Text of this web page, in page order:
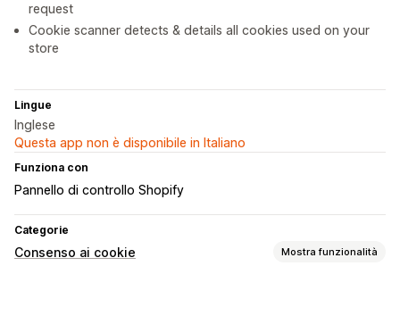
request
Cookie scanner detects & details all cookies used on your
store
Lingue
Inglese
Questa app non è disponibile in Italiano
Funziona con
Pannello di controllo Shopify
Categorie
Consenso ai cookie Mostra funzionalità